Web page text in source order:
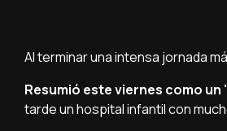
Al terminar una intensa jornada
Resumió este viernes como un
tarde un hospital infantil con